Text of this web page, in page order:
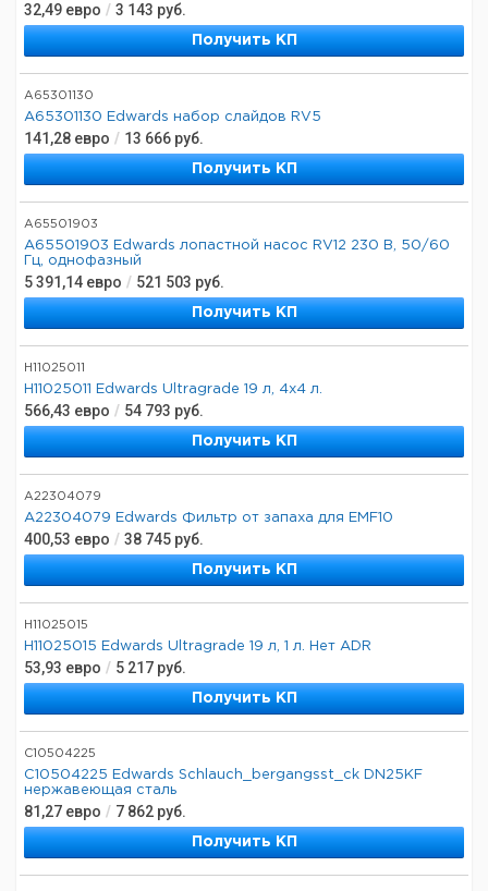
32,49 евро / 3 143 руб.
Получить КП
A65301130
A65301130 Edwards набор слайдов RV5
141,28 евро / 13 666 руб.
Получить КП
A65501903
A65501903 Edwards лопастной насос RV12 230 В, 50/60
Гц, однофазный
5 391,14 евро / 521 503 руб.
Получить КП
H11025011
H11025011 Edwards Ultragrade 19 л, 4x4 л.
566,43 евро / 54 793 руб.
Получить КП
A22304079
A22304079 Edwards Фильтр от запаха для EMF10
400,53 евро / 38 745 руб.
Получить КП
H11025015
H11025015 Edwards Ultragrade 19 л, 1 л. Нет ADR
53,93 евро / 5 217 руб.
Получить КП
C10504225
C10504225 Edwards Schlauch_bergangsst_ck DN25KF
нержавеющая сталь
81,27 евро / 7 862 руб.
Получить КП